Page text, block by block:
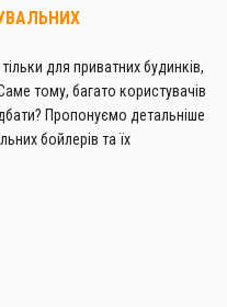
для приватних будинків,
тому, багато користувачів
Пропонуємо детальніше
бойлерів та їх